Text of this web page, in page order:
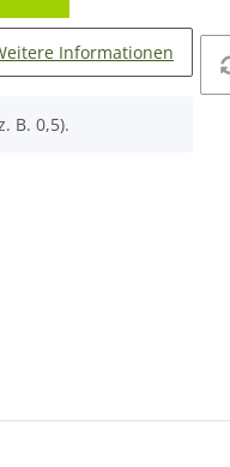
Informationen
B. 0,5).